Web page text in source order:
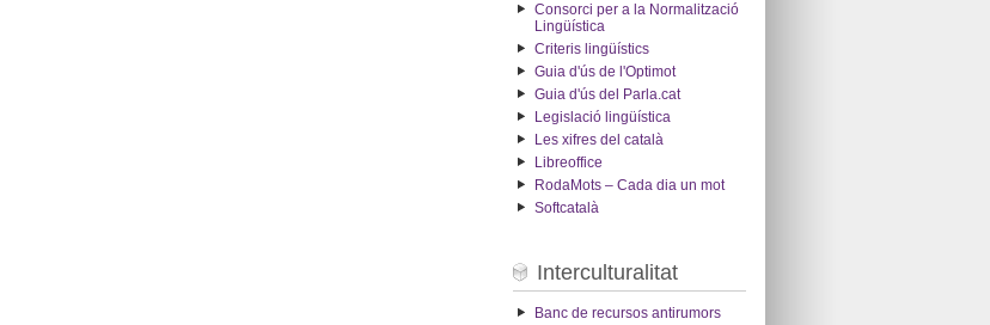
Consorci per a la Normalització
Lingüística
Criteris lingüístics
Guia d'ús de l'Optimot
Guia d'ús del Parla.cat
Legislació lingüística
Les xifres del català
Libreoffice
RodaMots – Cada dia un mot
Softcatalà
Interculturalitat
Banc de recursos antirumors